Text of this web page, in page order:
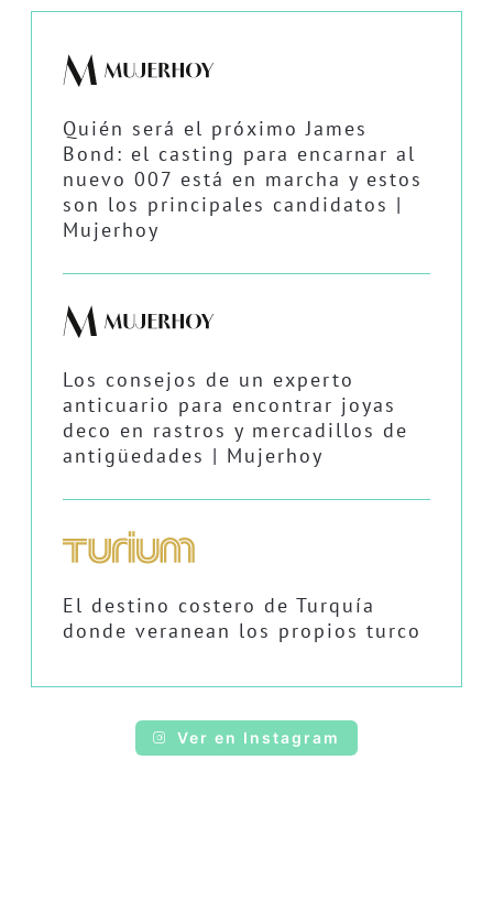
Quién será el próximo James
Bond: el casting para encarnar al
nuevo 007 está en marcha y estos
son los principales candidatos |
Mujerhoy
Los consejos de un experto
anticuario para encontrar joyas
deco en rastros y mercadillos de
antigüedades | Mujerhoy
El destino costero de Turquía
donde veranean los propios turco
Ver en Instagram